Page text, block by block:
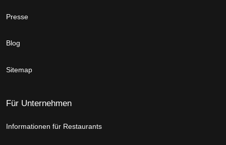
Presse
Blog
Sitemap
Für Unternehmen
Informationen für Restaurants